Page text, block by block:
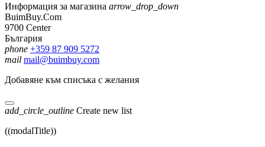
Информация за магазина arrow_drop_down
BuimBuy.Com
9700 Center
България
phone +359 87 909 5272
mail mail@buimbuy.com
Добавяне към списъка с желания
add_circle_outline Create new list
((modalTitle))